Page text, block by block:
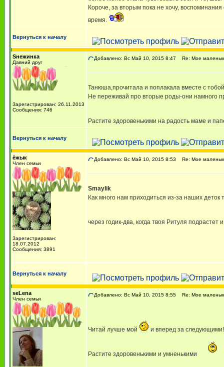
Короче, за вторым пока не хочу,
время.
Вернуться к началу
Sнежинка
Давний друг
Зарегистрирован: 26.11.2013
Сообщения: 746
Добавлено: Вс Май 10, 2015 8:47 Re: Мое
Танюша,прочитала и поплакала вместе с
Не переживай про вторые роды-они намного
Растите здоровенькими на радость маме и
Вернуться к началу
ёжык
Член семьи
Зарегистрирован:
18.07.2012
Сообщения: 3891
Добавлено: Вс Май 10, 2015 8:53 Re: Мое
Smaylik
Как много нам приходиться из-за наших
через годик-два, когда твоя Ритуля
Вернуться к началу
seLena
Член семьи
Добавлено: Вс Май 10, 2015 8:55 Re: Мое
Читай лучше мой и вперед за следующими!
Растите здоровенькими и умненькими